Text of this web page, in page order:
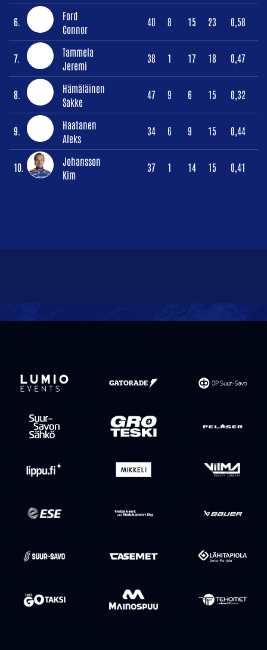
6.
Ford
Connor
40 8 15 23 0,58
7.
Tammela
Jeremi
38 1 17 18 0,47
8.
Hämäläinen
Sakke
47 9 6 15 0,32
9.
Haatanen
Aleks
34 6 9 15 0,44
10.
Johansson
Kim
37 1 14 15 0,41